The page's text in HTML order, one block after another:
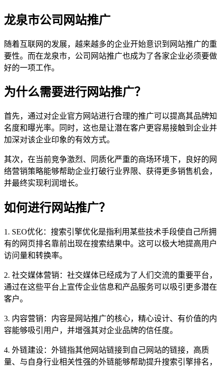
龙泉市公司网站推广
随着互联网的发展，越来越多的企业开始意识到网站推广的重
要性。而在龙泉市，公司网站推广也成为了各家企业必须要做
好的一项工作。
为什么需要进行网站推广？
首先，通过对企业官方网站进行合理的推广可以提高其品牌知
名度和曝光率。同时，这也是让潜在客户更容易接触到企业并
加深对该企业印象的有效方式。
其次，在当前竞争激烈、同质化严重的商场环境下，良好的网
络营销策略能够帮助企业打破行业界限、获得更多销售机会，
并最终实现利润增长。
如何进行网站推广？
1. SEO优化：搜索引擎优化是指利用某些技术手段使自己所拥
有的网页排名靠前出现在搜索结果中。这可以极大地提高用户
访问量和转换率。
2. 社交媒体营销：社交媒体已经成为了人们交流的重要平台，
通过在这些平台上宣传企业信息和产品服务可以吸引更多潜在
客户。
3. 内容营销：内容是网站推广的核心，精心设计、有价值的内
容能够吸引用户，并增强其对企业品牌的信任度。
4. 外链建设：外链指其他网站链接到自己网站的链接，高质
量、与自身行业相关性强的外链能够帮助提升搜索引擎排名，